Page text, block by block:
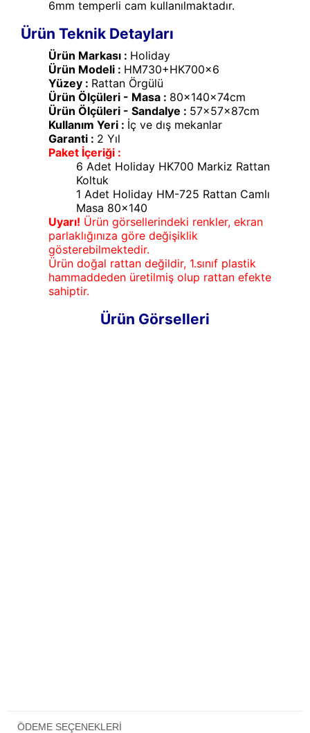
6mm temperli cam kullanılmaktadır.
Ürün Teknik Detayları
Ürün Markası : Holiday
Ürün Modeli : HM730+HK700x6
Yüzey : Rattan Örgülü
Ürün Ölçüleri - Masa : 80x140x74cm
Ürün Ölçüleri - Sandalye : 57x57x87cm
Kullanım Yeri : İç ve dış mekanlar
Garanti : 2 Yıl
Paket İçeriği :
6 Adet Holiday HK700 Markiz Rattan
Koltuk
1 Adet Holiday HM-725 Rattan Camlı
Masa 80x140
Uyarı! Ürün görsellerindeki renkler, ekran
parlaklığınıza göre değişiklik
gösterebilmektedir.
Ürün doğal rattan değildir, 1.sınıf plastik
hammaddeden üretilmiş olup rattan efekte
sahiptir.
Ürün Görselleri
ÖDEME SEÇENEKLERI